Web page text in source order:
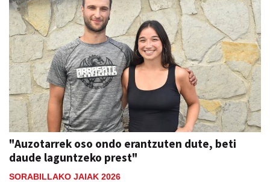
"Auzotarrek oso ondo erantzuten dute, beti
daude laguntzeko prest"
SORABILLAKO JAIAK 2026
Lide Ruiz Telleria abu 07, 08:00